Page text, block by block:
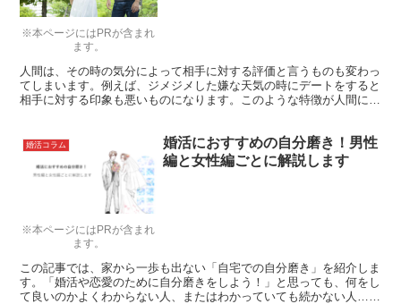
※本ページにはPRが含まれ
ます。
人間は、その時の気分によって相手に対する評価と言うものも変わっ
てしまいます。例えば、ジメジメした嫌な天気の時にデートをすると
相手に対する印象も悪いものになります。このような特徴が人間には
※本ページにはPRが含まれ
ます。
婚活コラム
婚活におすすめの自分磨き！男性
編と女性編ごとに解説します
この記事では、家から一歩も出ない「自宅での自分磨き」を紹介しま
す。「婚活や恋愛のために自分磨きをしよう！」と思っても、何をし
て良いのかよくわからない人、またはわかっていても続かない人……